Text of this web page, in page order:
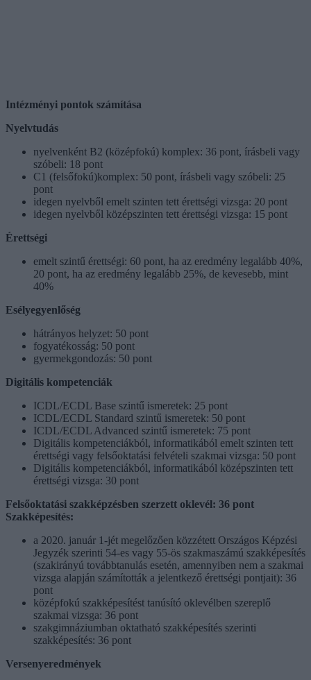
Intézményi pontok számítása
Nyelvtudás
nyelvenként B2 (középfokú) komplex: 36 pont, írásbeli vagy
szóbeli: 18 pont
C1 (felsőfokú)komplex: 50 pont, írásbeli vagy szóbeli: 25
pont
idegen nyelvből emelt szinten tett érettségi vizsga: 20 pont
idegen nyelvből középszinten tett érettségi vizsga: 15 pont
Érettségi
emelt szintű érettségi: 60 pont, ha az eredmény legalább 40%,
20 pont, ha az eredmény legalább 25%, de kevesebb, mint
40%
Esélyegyenlőség
hátrányos helyzet: 50 pont
fogyatékosság: 50 pont
gyermekgondozás: 50 pont
Digitális kompetenciák
ICDL/ECDL Base szintű ismeretek: 25 pont
ICDL/ECDL Standard szintű ismeretek: 50 pont
ICDL/ECDL Advanced szintű ismeretek: 75 pont
Digitális kompetenciákból, informatikából emelt szinten tett
érettségi vagy felsőoktatási felvételi szakmai vizsga: 50 pont
Digitális kompetenciákból, informatikából középszinten tett
érettségi vizsga: 30 pont
Felsőoktatási szakképzésben szerzett oklevél: 36 pont
Szakképesítés:
a 2020. január 1-jét megelőzően közzétett Országos Képzési
Jegyzék szerinti 54-es vagy 55-ös szakmaszámú szakképesítés
(szakirányú továbbtanulás esetén, amennyiben nem a szakmai
vizsga alapján számították a jelentkező érettségi pontjait): 36
pont
középfokú szakképesítést tanúsító oklevélben szereplő
szakmai vizsga: 36 pont
szakgimnáziumban oktatható szakképesítés szerinti
szakképesítés: 36 pont
Versenyeredmények